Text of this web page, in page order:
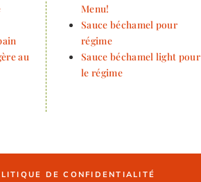
au
Menu!
Sauce béchamel pour
régime
Sauce béchamel light pour
le régime
DE CONFIDENTIALITÉ